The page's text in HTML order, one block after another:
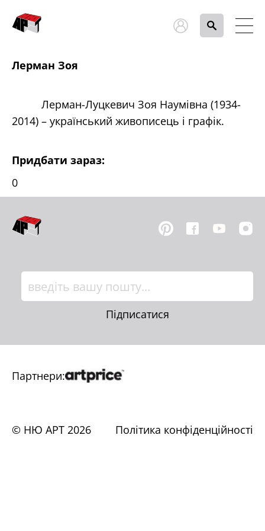
Лерман Зоя
Лерман-Луцкевич Зоя Наумівна (1934-
2014) – український живописець і графік.
Придбати зараз:
0
Підписатися
Партнери:
© НЮ АРТ 2026 Політика конфіденційності